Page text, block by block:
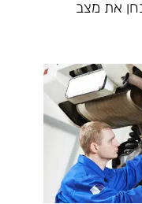
את מצב